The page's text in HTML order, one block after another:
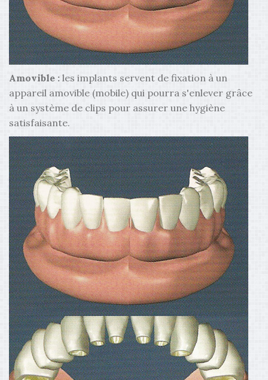
Amovible : les implants servent de fixation à un
appareil amovible (mobile) qui pourra s'enlever grâce
à un système de clips pour assurer une hygiène
satisfaisante.